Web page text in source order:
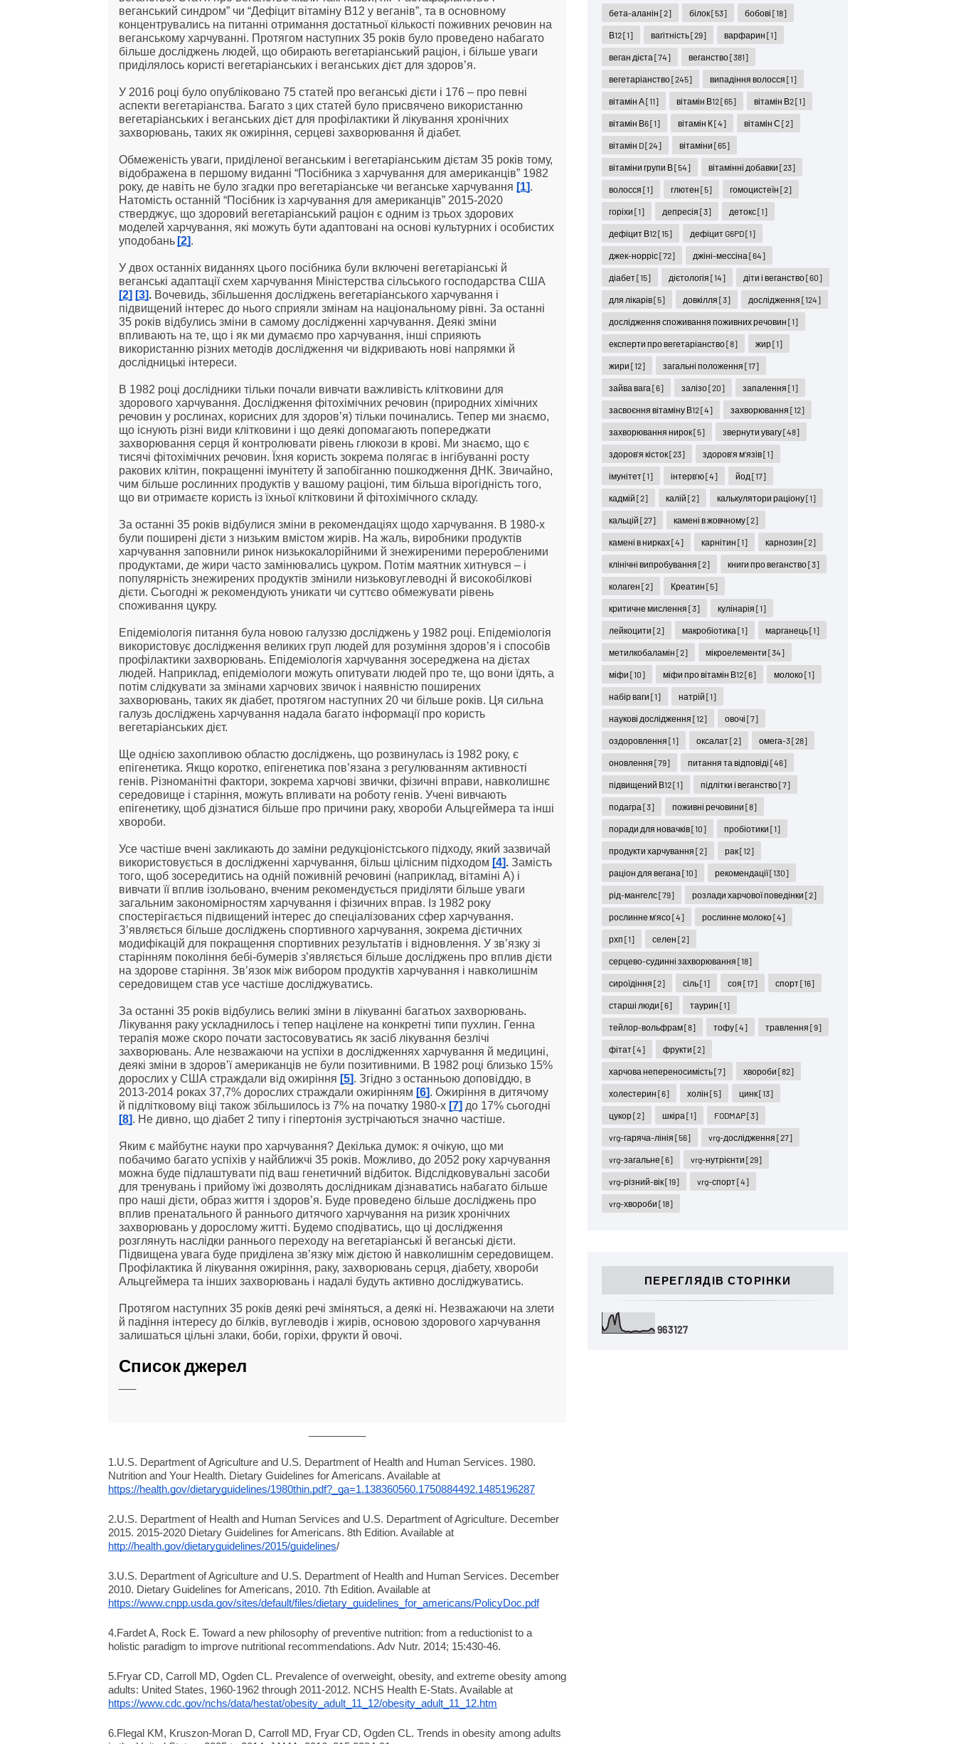
веганський синдром” чи “Дефіцит вітаміну В12 у веганів”, та в основному
концентрувались на питанні отримання достатньої кількості поживних речовин на
веганському харчуванні. Протягом наступних 35 років було проведено набагато
більше досліджень людей, що обирають вегетаріанський раціон, і більше уваги
приділялось користі вегетаріанських і веганських дієт для здоров’я.
У 2016 році було опубліковано 75 статей про веганські дієти і 176 – про певні
аспекти вегетаріанства. Багато з цих статей було присвячено використанню
вегетаріанських і веганських дієт для профілактики й лікування хронічних
захворювань, таких як ожиріння, серцеві захворювання й діабет.
Обмеженість уваги, приділеної веганським і вегетаріанським дієтам 35 років тому,
відображена в першому виданні “Посібника з харчування для американців” 1982
року, де навіть не було згадки про вегетаріанське чи веганське харчування [1].
Натомість останній “Посібник із харчування для американців” 2015-2020
стверджує, що здоровий вегетаріанський раціон є одним із трьох здорових
моделей харчування, які можуть бути адаптовані на основі культурних і особистих
уподобань [2].
У двох останніх виданнях цього посібника були включені вегетаріанські й
[2] [3]. Вочевидь, збільшення досліджень вегетаріанського харчування і
підвищений інтерес до нього сприяли змінам на національному рівні. За останні
35 років відбулись зміни в самому дослідженні харчування. Деякі зміни
впливають на те, що і як ми думаємо про харчування, інші сприяють
використанню різних методів дослідження чи відкривають нові напрямки й
дослідницькі інтереси.
В 1982 році дослідники тільки почали вивчати важливість клітковини для
здорового харчування. Дослідження фітохімічних речовин (природних хімічних
речовин у рослинах, корисних для здоров’я) тільки починались. Тепер ми знаємо,
що існують різні види клітковини і що деякі допомагають попереджати
захворювання серця й контролювати рівень глюкози в крові. Ми знаємо, що є
тисячі фітохімічних речовин. Їхня користь зокрема полягає в інгібуванні росту
ракових клітин, покращенні імунітету й запобіганню пошкодження ДНК. Звичайно,
чим більше рослинних продуктів у вашому раціоні, тим більша вірогідність того,
що ви отримаєте користь із їхньої клітковини й фітохімічного складу.
За останні 35 років відбулися зміни в рекомендаціях щодо харчування. В 1980-х
були поширені дієти з низьким вмістом жирів. На жаль, виробники продуктів
харчування заповнили ринок низькокалорійними й знежиреними переробленими
продуктами, де жири часто замінювались цукром. Потім маятник хитнувся – і
популярність знежирених продуктів змінили низьковуглеводні й високобілкові
дієти. Сьогодні ж рекомендують уникати чи суттєво обмежувати рівень
споживання цукру.
Епідеміологія питання була новою галуззю досліджень у 1982 році. Епідеміологія
використовує дослідження великих груп людей для розуміння здоров’я і способів
профілактики захворювань. Епідеміологія харчування зосереджена на дієтах
людей. Наприклад, епідеміологи можуть опитувати людей про те, що вони їдять, а
потім слідкувати за змінами харчових звичок і наявністю поширених
захворювань, таких як діабет, протягом наступних 20 чи більше років. Ця сильна
галузь досліджень харчування надала багато інформації про користь
вегетаріанських дієт.
Ще однією захопливою областю досліджень, що розвинулась із 1982 року, є
епігенетика. Якщо коротко, епігенетика пов’язана з регулюванням активності
генів. Різноманітні фактори, зокрема харчові звички, фізичні вправи, навколишнє
середовище і старіння, можуть впливати на роботу генів. Учені вивчають
епігенетику, щоб дізнатися більше про причини раку, хвороби Альцгеймера та інші
хвороби.
Усе частіше вчені закликають до заміни редукціоністського підходу, який зазвичай
використовується в дослідженні харчування, більш цілісним підходом [4]. Замість
того, щоб зосередитись на одній поживній речовині (наприклад, вітаміні А) і
вивчати її вплив ізольовано, вченим рекомендується приділяти більше уваги
загальним закономірностям харчування і фізичних вправ. Із 1982 року
спостерігається підвищений інтерес до спеціалізованих сфер харчування.
З’являється більше досліджень спортивного харчування, зокрема дієтичних
модифікацій для покращення спортивних результатів і відновлення. У зв’язку зі
старінням покоління бебі-бумерів з’являється більше досліджень про вплив дієти
на здорове старіння. Зв’язок між вибором продуктів харчування і навколишнім
середовищем став усе частіше досліджуватись.
За останні 35 років відбулись великі зміни в лікуванні багатьох захворювань.
Лікування раку ускладнилось і тепер націлене на конкретні типи пухлин. Генна
терапія може скоро почати застосовуватись як засіб лікування безлічі
захворювань. Але незважаючи на успіхи в дослідженнях харчування й медицині,
деякі зміни в здоров’ї американців не були позитивними. В 1982 році близько 15%
дорослих у США страждали від ожиріння [5]. Згідно з останньою доповіддю, в
2013-2014 роках 37,7% дорослих страждали ожирінням [6]. Ожиріння в дитячому
й підлітковому віці також збільшилось із 7% на початку 1980-х [7]
[8]. Не дивно, що діабет 2 типу і гіпертонія зустрічаються значно частіше.
Яким є майбутнє науки про харчування? Декілька думок: я очікую, що ми
побачимо багато успіхів у найближчі 35 років. Можливо, до 2052 року харчування
можна буде підлаштувати під ваш генетичний відбиток. Відслідковувальні засоби
для тренувань і прийому їжі дозволять дослідникам дізнаватись набагато більше
про наші дієти, образ життя і здоров’я. Буде проведено більше досліджень про
вплив пренатального й раннього дитячого харчування на ризик хронічних
захворювань у дорослому житті. Будемо сподіватись, що ці дослідження
розглянуть наслідки раннього переходу на вегетаріанські й веганські дієти.
Підвищена увага буде приділена зв’язку між дієтою й навколишнім середовищем.
Профілактика й лікування ожиріння, раку, захворювань серця, діабету, хвороби
Альцгеймера та інших захворювань і надалі будуть активно досліджуватись.
Протягом наступних 35 років деякі речі зміняться, а деякі ні. Незважаючи на злети
й падіння інтересу до білків, вуглеводів і жирів, основою здорового харчування
залишаться цільні злаки, боби, горіхи, фрукти й овочі.
Список джерел
1.U.S. Department of Agriculture and U.S. Department of Health and Human Services. 1980.
https://health.gov/dietaryguidelines/1980thin.pdf?_ga=1.138360560.1750884492.1485196287
2.U.S. Department of Health and Human Services and U.S. Department of Agriculture. December
http://health.gov/dietaryguidelines/2015/guidelines/
3.U.S. Department of Agriculture and U.S. Department of Health and Human Services. December
https://www.cnpp.usda.gov/sites/default/files/dietary_guidelines_for_americans/PolicyDoc.pdf
4.Fardet A, Rock E. Toward a new philosophy of preventive nutrition: from a reductionist to a
holistic paradigm to improve nutritional recommendations. Adv Nutr. 2014; 15:430-46.
5.Fryar CD, Carroll MD, Ogden CL. Prevalence of overweight, obesity, and extreme obesity among
https://www.cdc.gov/nchs/data/hestat/obesity_adult_11_12/obesity_adult_11_12.htm
6.Flegal KM, Kruszon-Moran D, Carroll MD, Fryar CD, Ogden CL. Trends in obesity among adults
бета-аланін[2] білок[53] бобові[18]
В12[1] вагітність[29] варфарин[1]
веган дієта[74] веганство[381]
вегетаріанство[245] випадіння волосся[1]
вітамін А[11] вітамін В12[65] вітамін В2[1]
вітамін В6[1] вітамін К[4] вітамін С[2]
вітамін D[24] вітаміни[65]
вітаміни групи В[54] вітамінні добавки[23]
волосся[1] глютен[5] гомоцистеїн[2]
горіхи[1] депресія[3] детокс[1]
дефіцит В12[15] дефіцит G6PD[1]
джек-норріс[72] джіні-мессіна[64]
діабет[15] дієтологія[14] діти і веганство[60]
для лікарів[5] довкілля[3] дослідження[124]
дослідження споживання поживних речовин[1]
експерти про вегетаріанство[8] жир[1]
жири[12] загальні положення[17]
зайва вага[6] залізо[20] запалення[1]
засвоєння вітаміну В12[4] захворювання[12]
захворювання нирок[5] звернути увагу[48]
здоров'я кісток[23] здоров'я м'язів[1]
імунітет[1] інтерв'ю[4] йод[17]
кадмій[2] калій[2] калькулятори раціону[1]
кальцій[27] камені в жовчному[2]
камені в нирках[4] карнітин[1] карнозин[2]
клінічні випробування[2] книги про веганство[3]
колаген[2] Креатин[5]
критичне мислення[3] кулінарія[1]
лейкоцити[2] макробіотика[1] марганець[1]
метилкобаламін[2] мікроелементи[34]
міфи[10] міфи про вітамін В12[6] молоко[1]
набір ваги[1] натрій[1]
наукові дослідження[12] овочі[7]
оздоровлення[1] оксалат[2] омега-3[28]
оновлення[79] питання та відповіді[46]
підвищений В12[1] підлітки і веганство[7]
подагра[3] поживні речовини[8]
поради для новачків[10] пробіотики[1]
продукти харчування[2] рак[12]
раціон для вегана[10] рекомендації[130]
рід-мангелс[79] розлади харчової поведінки[2]
рослинне м'ясо[4] рослинне молоко[4]
рхп[1] селен[2]
серцево-судинні захворювання[18]
сироїдіння[2] сіль[1] соя[17] спорт[16]
старші люди[6] таурин[1]
тейлор-вольфрам[8] тофу[4] травлення[9]
фітат[4] фрукти[2]
харчова непереносимість[7] хвороби[82]
холестерин[6] холін[5] цинк[13]
цукор[2] шкіра[1] FODMAP[3]
vrg-гаряча-лінія[56] vrg-дослідження[27]
vrg-загальне[6] vrg-нутрієнти[29]
vrg-різний-вік[19] vrg-спорт[4]
vrg-хвороби[18]
ПЕРЕГЛЯДІВ СТОРІНКИ
963127